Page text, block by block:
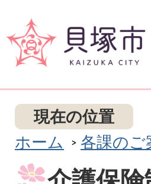
現在の位置
ホーム
各課のご